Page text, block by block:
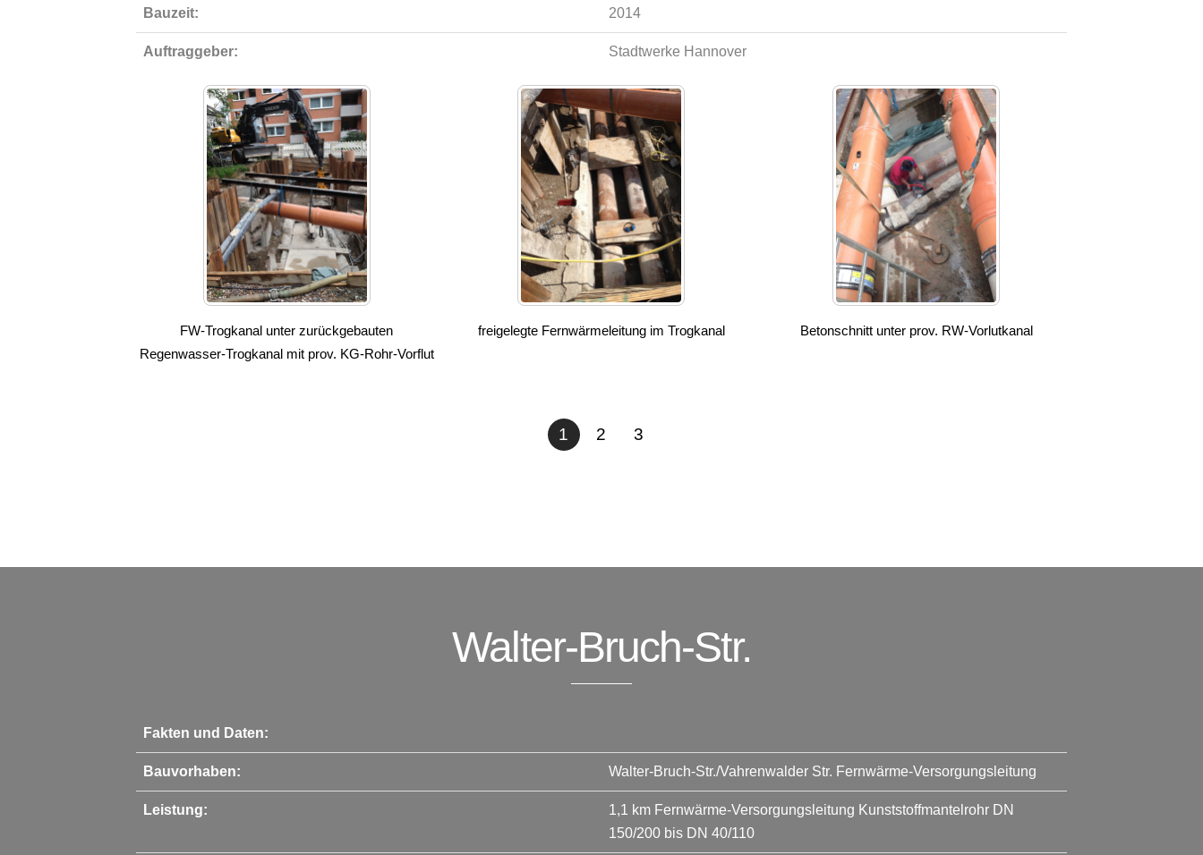
Bauzeit: 2014
Auftraggeber: Stadtwerke Hannover
FW-Trogkanal unter zurückgebauten
Regenwasser-Trogkanal mit prov. KG-Rohr-Vorflut
freigelegte Fernwärmeleitung im Trogkanal Betonschnitt unter prov. RW-Vorlutkanal
1 2 3
Walter-Bruch-Str.
Fakten und Daten:
Bauvorhaben: Walter-Bruch-Str./Vahrenwalder Str. Fernwärme-Versorgungsleitung
Leistung:
1,1 km Fernwärme-Versorgungsleitung Kunststoffmantelrohr DN
150/200 bis DN 40/110